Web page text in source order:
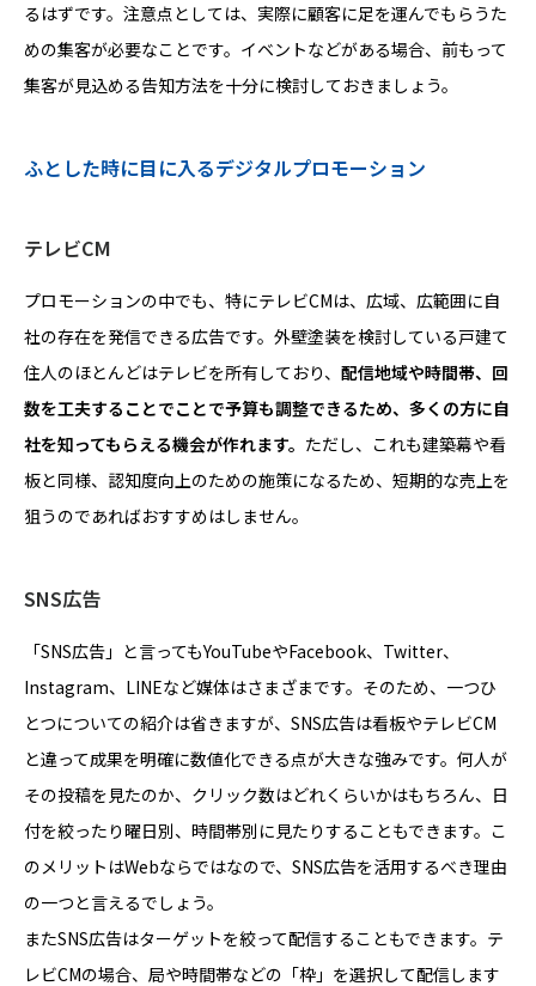
るはずです。注意点としては、実際に顧客に足を運んでもらうた
めの集客が必要なことです。イベントなどがある場合、前もって
集客が見込める告知方法を十分に検討しておきましょう。
ふとした時に目に入るデジタルプロモーション
テレビCM
プロモーションの中でも、特にテレビCMは、広域、広範囲に自
社の存在を発信できる広告です。外壁塗装を検討している戸建て
住人のほとんどはテレビを所有しており、 配信地域や時間帯、回
数を工夫することでことで予算も調整できるため、多くの方に自
社を知ってもらえる機会が作れます。 ただし、これも建築幕や看
板と同様、認知度向上のための施策になるため、短期的な売上を
狙うのであればおすすめはしません。
SNS広告
「SNS広告」と言ってもYouTubeやFacebook、Twitter、
Instagram、LINEなど媒体はさまざまです。そのため、一つひ
とつについての紹介は省きますが、SNS広告は看板やテレビCM
と違って成果を明確に数値化できる点が大きな強みです。何人が
その投稿を見たのか、クリック数はどれくらいかはもちろん、日
付を絞ったり曜日別、時間帯別に見たりすることもできます。こ
のメリットはWebならではなので、SNS広告を活用するべき理由
の一つと言えるでしょう。
またSNS広告はターゲットを絞って配信することもできます。テ
レビCMの場合、局や時間帯などの「枠」を選択して配信します